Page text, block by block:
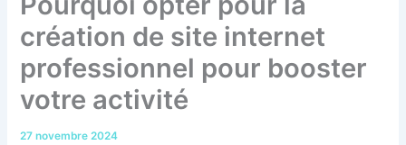
création de site internet
professionnel pour booster
votre activité
27 novembre 2024